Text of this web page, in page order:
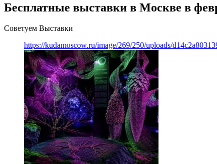
Бесплатные выставки в Москве в
Советуем Выставки
https://kudamoscow.ru/image/269/250/uploads/